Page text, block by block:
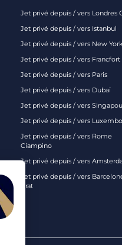
Jet privé depuis / vers Londres
Jet privé depuis / vers Istanbul
Jet privé depuis / vers New
Jet privé depuis / vers Francfort
Jet privé depuis / vers Paris
Jet privé depuis / vers Dubaï
Jet privé depuis / vers
Jet privé depuis / vers
Jet privé depuis / vers Rome
Ciampino
Jet privé depuis / vers
Jet privé depuis / vers
Prat